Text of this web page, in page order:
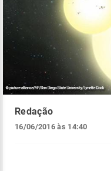
Redação
16/06/2016 às 14:40